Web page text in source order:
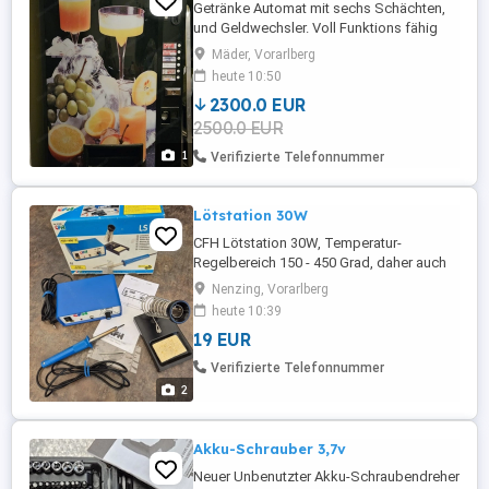
1
Getränke Automat mit sechs Schächten,
und Geldwechsler. Voll Funktions fähig
Mäder, Vorarlberg
heute 10:50
2300.0 EUR
2500.0 EUR
Verifizierte Telefonnummer
2
Lötstation 30W
CFH Lötstation 30W, Temperatur-
Regelbereich 150 - 450 Grad, daher auch
für bleifreie Lote geeignet. In gepflegtem,
sauberem Zustand. Aus tierfreiem
Nichtraucherhaushalt. Lieferumfang wie
abgebildet, incl. Bedienungsanleitung.
Kann gegen Ersatz der Portokosten 5
Nenzing, Vorarlberg
heute 10:39
19 EUR
Verifizierte Telefonnummer
Akku-Schrauber 3,7v
Neuer Unbenutzter Akku-Schraubendreher